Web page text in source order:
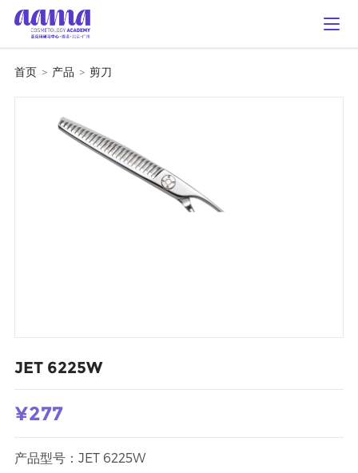
首页 > 产品 > 剪刀
JET 6225W
¥277
产品型号：JET 6225W